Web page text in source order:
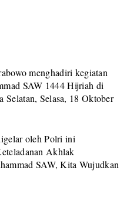
menghadiri kegiatan
SAW 1444 Hijriah di
Selatan, Selasa, 18 Oktober
oleh Polri ini
Akhlak
SAW, Kita Wujudkan